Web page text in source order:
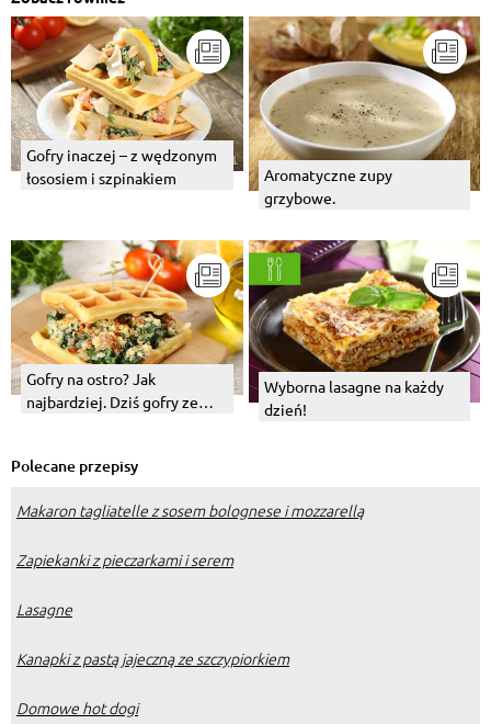
Gofry inaczej – z wędzonym
łososiem i szpinakiem
Aromatyczne zupy
grzybowe.
Gofry na ostro? Jak
najbardziej. Dziś gofry ze
Wyborna lasagne na każdy
dzień!
Polecane przepisy
Makaron tagliatelle z sosem bolognese i mozzarellą
Zapiekanki z pieczarkami i serem
Lasagne
Kanapki z pastą jajeczną ze szczypiorkiem
Domowe hot dogi